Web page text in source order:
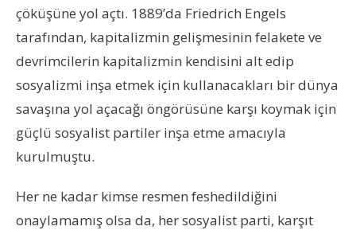
çöküşüne yol açtı. 1889’da Friedrich Engels
tarafından, kapitalizmin gelişmesinin felakete ve
devrimcilerin kapitalizmin kendisini alt edip
sosyalizmi inşa etmek için kullanacakları bir dünya
savaşına yol açacağı öngörüsüne karşı koymak için
güçlü sosyalist partiler inşa etme amacıyla
kurulmuştu.
Her ne kadar kimse resmen feshedildiğini
onaylamamış olsa da, her sosyalist parti, karşıt